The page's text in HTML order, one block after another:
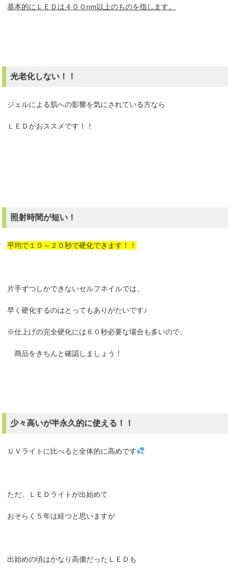
基本的にＬＥＤは４００nm以上のものを指します。
光老化しない！！
ジェルによる肌への影響を気にされている方なら
ＬＥＤがおススメです！！
照射時間が短い！
平均で１０～２０秒で硬化できます！！
片手ずつしかできないセルフネイルでは、
早く硬化するのはとってもありがたいです♪
※仕上げの完全硬化には６０秒必要な場合も多いので、
商品をきちんと確認しましょう！
少々高いが半永久的に使える！！
ＵＶライトに比べると全体的に高めです
ただ、ＬＥＤライトが出始めて
おそらく５年は経つと思いますが
出始めの頃はかなり高価だったＬＥＤも